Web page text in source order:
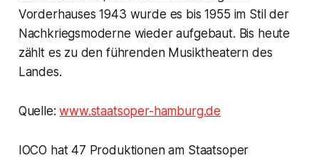
Vorderhauses 1943 wurde es bis 1955 im Stil der
Nachkriegsmoderne wieder aufgebaut. Bis heute
zählt es zu den führenden Musiktheatern des
Landes.
Quelle:www.staatsoper-hamburg.de
IOCO hat 47 Produktionen am Staatsoper